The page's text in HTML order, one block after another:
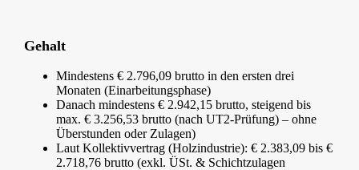
Gehalt
Mindestens € 2.796,09 brutto in den ersten drei
Monaten (Einarbeitungsphase)
Danach mindestens € 2.942,15 brutto, steigend bis
max. € 3.256,53 brutto (nach UT2‑Prüfung) – ohne
Überstunden oder Zulagen)
Laut Kollektivvertrag (Holzindustrie): € 2.383,09 bis €
2.718,76 brutto (exkl. ÜSt. & Schichtzulagen